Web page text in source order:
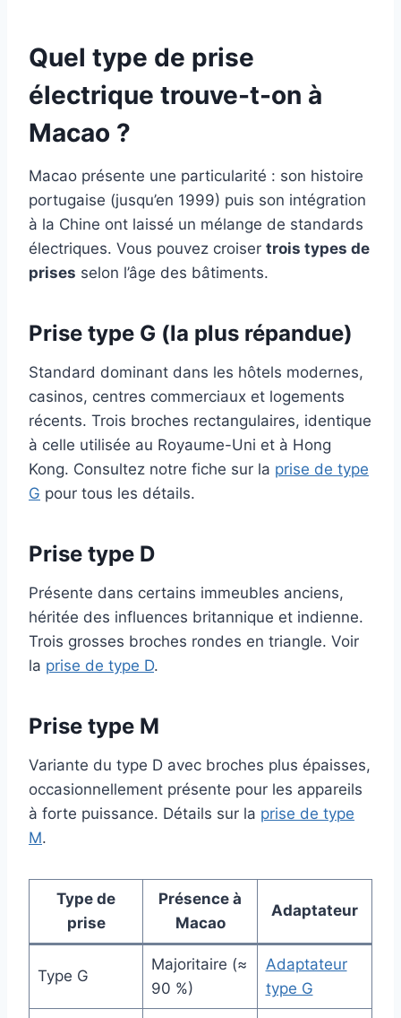
Quel type de prise
électrique trouve-t-on à
Macao ?
Macao présente une particularité : son histoire
portugaise (jusqu’en 1999) puis son intégration
à la Chine ont laissé un mélange de standards
électriques. Vous pouvez croiser trois types de
prises selon l’âge des bâtiments.
Prise type G (la plus répandue)
Standard dominant dans les hôtels modernes,
casinos, centres commerciaux et logements
récents. Trois broches rectangulaires, identique
à celle utilisée au Royaume-Uni et à Hong
Kong. Consultez notre fiche sur la prise de type
G pour tous les détails.
Prise type D
Présente dans certains immeubles anciens,
héritée des influences britannique et indienne.
Trois grosses broches rondes en triangle. Voir
la prise de type D.
Prise type M
Variante du type D avec broches plus épaisses,
occasionnellement présente pour les appareils
à forte puissance. Détails sur la prise de type
M.
Type de
prise
Présence à
Macao
Adaptateur
Type G
Majoritaire (≈
90 %)
Adaptateur
type G